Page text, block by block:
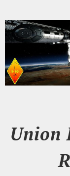
Union